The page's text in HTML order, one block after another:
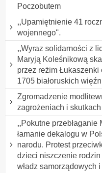
Poczobutem
,,Upamiętnienie 41
wojennego".
,,Wyraz solidarności z
Maryją Koleśnikową
przez reżim
1705 białoruskich
Zgromadzenie
zagrożeniach i
,,Pokutne
łamanie dekalogu w
narodu. Protest
dzieci niszczenie
władz samorządowych